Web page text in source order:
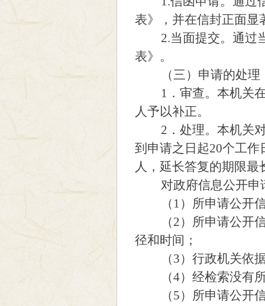
表》，并在信封正面显
2.当面提交。通过当
表》。
（三）申请的处理
1．审查。本机关在
人予以补正。
2．处理。本机关对
到申请之日起20个工
人，延长答复的期限最
对政府信息公开申
（1）所申请公开信
（2）所申请公开信
径和时间；
（3）行政机关依据
（4）经检索没有所
（5）所申请公开信